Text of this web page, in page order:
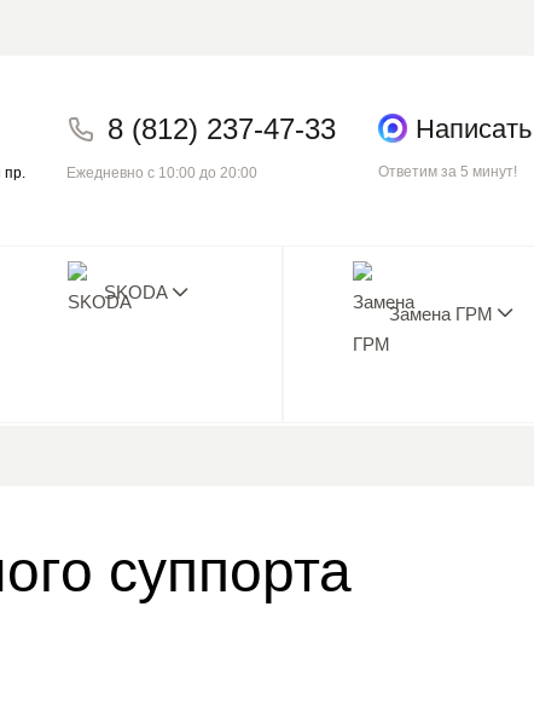
пр.
8 (812) 237-47-33
Ежедневно с 10:00 до 20:00 Ответим за 5 минут!
SKODA
Замена ГРМ
5.0
суппорта